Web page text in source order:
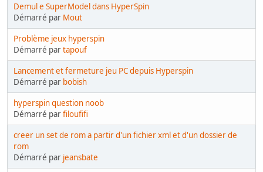
Demul e SuperModel dans HyperSpin
Démarré par Mout
Problème jeux hyperspin
Démarré partapouf
Lancement et fermeture jeu PC depuis Hyperspin
Démarré par bobish
hyperspin question noob
Démarré parfiloufifi
creer un set de rom a partir d'un fichier xml et d'un dossier de
rom
Démarré par jeansbate